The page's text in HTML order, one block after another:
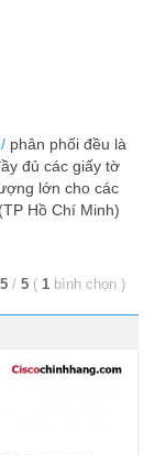
phân phối đều là
đủ các giấy tờ
lớn cho các
Hồ Chí Minh)
5 / 5 ( 1 bình chọn )